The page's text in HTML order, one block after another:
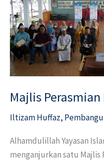
Majlis
Iltizam Huffaz,
Alhamdulillah Yayasan
menganjurkan satu
Huffaz